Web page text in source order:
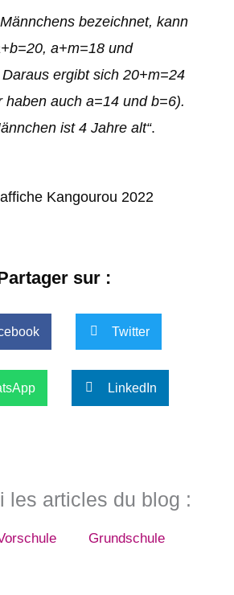
bezeichnet, kann
a+m=18 und
ergibt sich 20+m=24
haben auch a=14 und b=6).
ist 4 Jahre alt“.
sur :
Twitter
LinkedIn
les articles du blog :
Grundschule